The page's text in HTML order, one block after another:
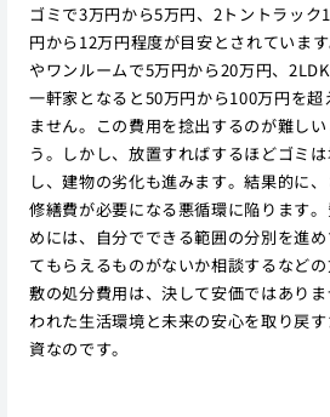
ゴミで3万円から5万円、2トントラッ
円から12万円程度が目安とされていま
やワンルームで5万円から20万円、
一軒家となると50万円から100万円を
ません。この費用を捻出するのが難し
う。しかし、放置すればするほどゴミ
し、建物の劣化も進みます。結果的に
修繕費が必要になる悪循環に陥ります
めには、自分でできる範囲の分別を進
てもらえるものがないか相談するなど
敷の処分費用は、決して安価ではあり
われた生活環境と未来の安心を取り戻
資なのです。